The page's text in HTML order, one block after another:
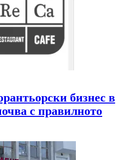
бизнес в
с правилното